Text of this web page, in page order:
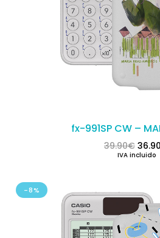
fx-991SP CW –
39.90€ El
36.90
IVA incluido
-8%